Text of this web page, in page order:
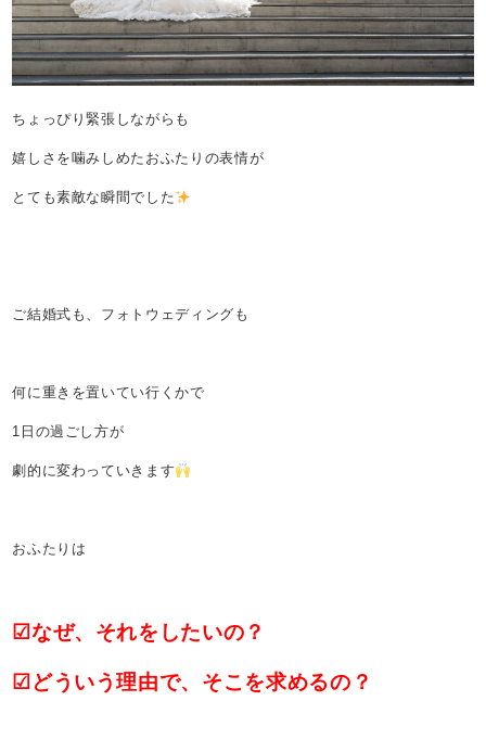
ちょっぴり緊張しながらも
嬉しさを噛みしめたおふたりの表情が
とても素敵な瞬間でした
ご結婚式も、フォトウェディングも
何に重きを置いてい行くかで
1日の過ごし方が
劇的に変わっていきます
おふたりは
☑なぜ、それをしたいの？
☑どういう理由で、そこを求めるの？